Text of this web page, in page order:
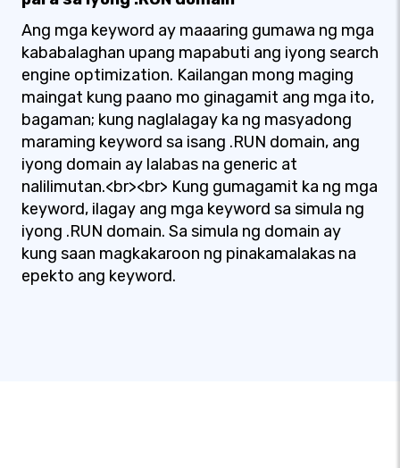
Ang mga keyword ay maaaring gumawa ng mga
kababalaghan upang mapabuti ang iyong search
engine optimization. Kailangan mong maging
maingat kung paano mo ginagamit ang mga ito,
bagaman; kung naglalagay ka ng masyadong
maraming keyword sa isang .RUN domain, ang
iyong domain ay lalabas na generic at
nalilimutan.<br><br> Kung gumagamit ka ng mga
keyword, ilagay ang mga keyword sa simula ng
iyong .RUN domain. Sa simula ng domain ay
kung saan magkakaroon ng pinakamalakas na
epekto ang keyword.